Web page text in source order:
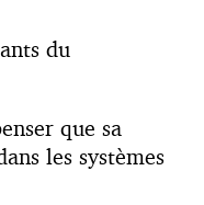
du
que sa
les systèmes